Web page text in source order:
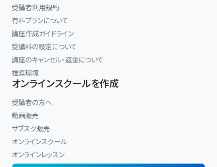
受講者利用規約
有料プランについて
講座作成ガイドライン
受講料の設定について
講座のキャンセル・返金について
推奨環境
オンラインスクールを作成
受講者の方へ
動画販売
サブスク販売
オンラインスクール
オンラインレッスン